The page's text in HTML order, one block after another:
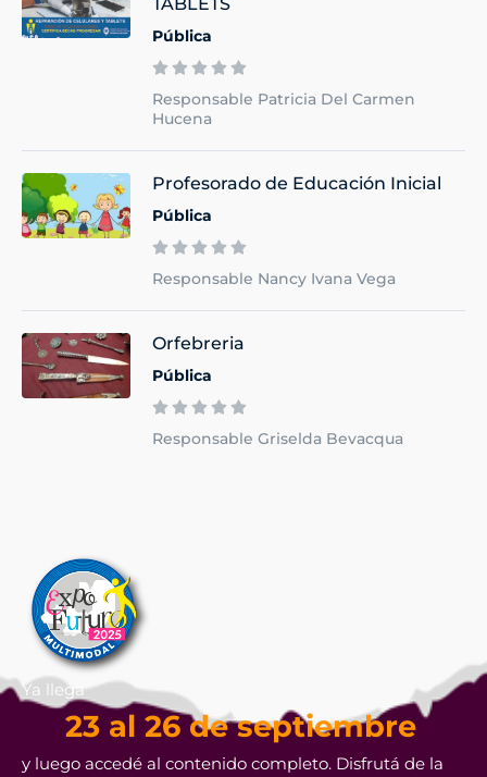
Pública
Responsable Patricia Del Carmen
Hucena
Profesorado de Educación Inicial
Pública
Responsable Nancy Ivana Vega
Orfebreria
Pública
Responsable Griselda Bevacqua
Ya llega
23 al 26 de septiembre
y luego accedé al contenido completo. Disfrutá de la